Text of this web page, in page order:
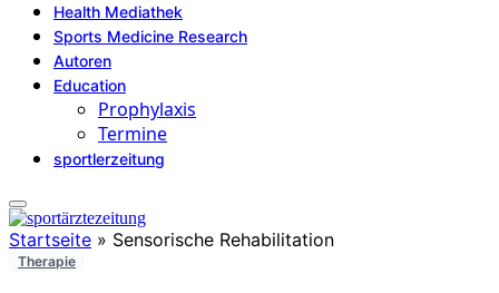
Health Mediathek
Sports Medicine Research
Autoren
Education
Prophylaxis
Termine
sportlerzeitung
Startseite » Sensorische Rehabilitation
Therapie